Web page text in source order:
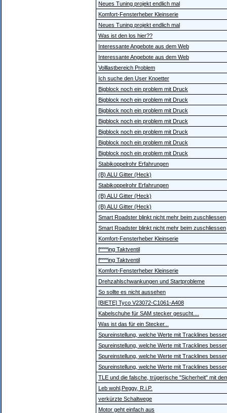
Neues Tuning projekt endlich mal
Komfort-Fensterheber Kleinserie
Neues Tuning projekt endlich mal
Was ist den los hier??
Interessante Angebote aus dem Web
Interessante Angebote aus dem Web
Volllastbereich Problem
Ich suche den User Knoetter
Bigblock noch ein problem mit Druck
Bigblock noch ein problem mit Druck
Bigblock noch ein problem mit Druck
Bigblock noch ein problem mit Druck
Bigblock noch ein problem mit Druck
Bigblock noch ein problem mit Druck
Bigblock noch ein problem mit Druck
Stabikoppelrohr Erfahrungen
(B) ALU Gitter (Heck)
Stabikoppelrohr Erfahrungen
(B) ALU Gitter (Heck)
(B) ALU Gitter (Heck)
Smart Roadster blinkt nicht mehr beim zuschliessen
Smart Roadster blinkt nicht mehr beim zuschliessen
Komfort-Fensterheber Kleinserie
f****ing Taktventil
f****ing Taktventil
Komfort-Fensterheber Kleinserie
Drehzahlschwankungen und Startprobleme
So sollte es nicht aussehen
[BIETE] Tyco V23072-C1061-A408
Kabelschuhe für SAM stecker gesucht....
Was ist das für ein Stecker...
Spureinstellung, welche Werte mit Tracklines besser
Spureinstellung, welche Werte mit Tracklines besser
Spureinstellung, welche Werte mit Tracklines besser
Spureinstellung, welche Werte mit Tracklines besser
TLE und die falsche, trügerische "Sicherheit" mit
Leb wohl,Peggy, R.i.P.
verkürzte Schaltwege
Motor geht einfach aus